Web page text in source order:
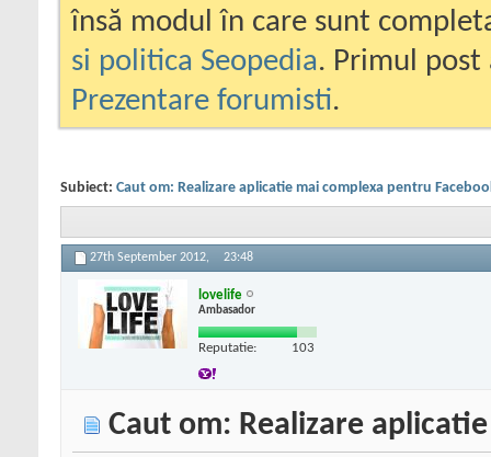
însă modul în care sunt
si politica Seopedia. Primul
Prezentare forumisti.
Subiect: Caut om: Realizare aplicatie mai complexa pentru
27th September 2012, 23:48
lovelife
Ambasador
Reputatie: 103
Caut om: Realizare